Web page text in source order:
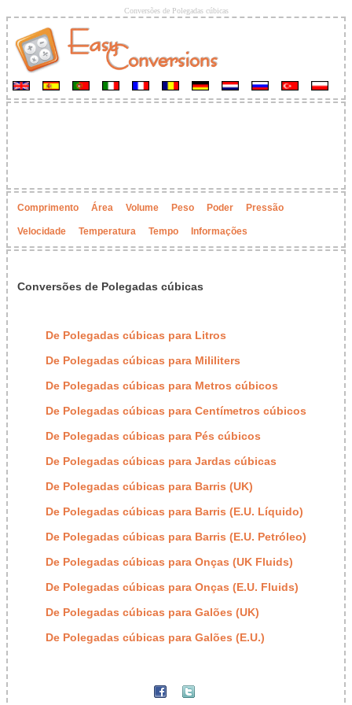
Conversões de Polegadas cúbicas
Comprimento Área Volume Peso Poder Pressão
Velocidade Temperatura Tempo Informações
Conversões de Polegadas cúbicas
De Polegadas cúbicas para Litros
De Polegadas cúbicas para Mililiters
De Polegadas cúbicas para Metros cúbicos
De Polegadas cúbicas para Centímetros cúbicos
De Polegadas cúbicas para Pés cúbicos
De Polegadas cúbicas para Jardas cúbicas
De Polegadas cúbicas para Barris (UK)
De Polegadas cúbicas para Barris (E.U. Líquido)
De Polegadas cúbicas para Barris (E.U. Petróleo)
De Polegadas cúbicas para Onças (UK Fluids)
De Polegadas cúbicas para Onças (E.U. Fluids)
De Polegadas cúbicas para Galões (UK)
De Polegadas cúbicas para Galões (E.U.)